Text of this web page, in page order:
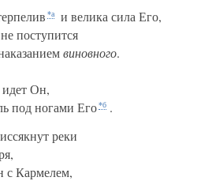
*а
и велика сила Его,
поступится
виновного.
Он,
под ногами Его*б .
реки
с Кармелем,